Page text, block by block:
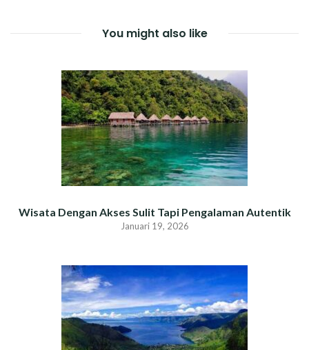
You might also like
Wisata Dengan Akses Sulit Tapi Pengalaman Autentik
Januari 19, 2026